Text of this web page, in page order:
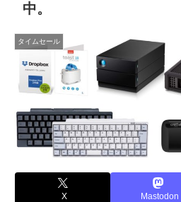
中。
タイムセール
X Mastodon